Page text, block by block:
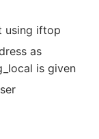
using iftop
as
is given